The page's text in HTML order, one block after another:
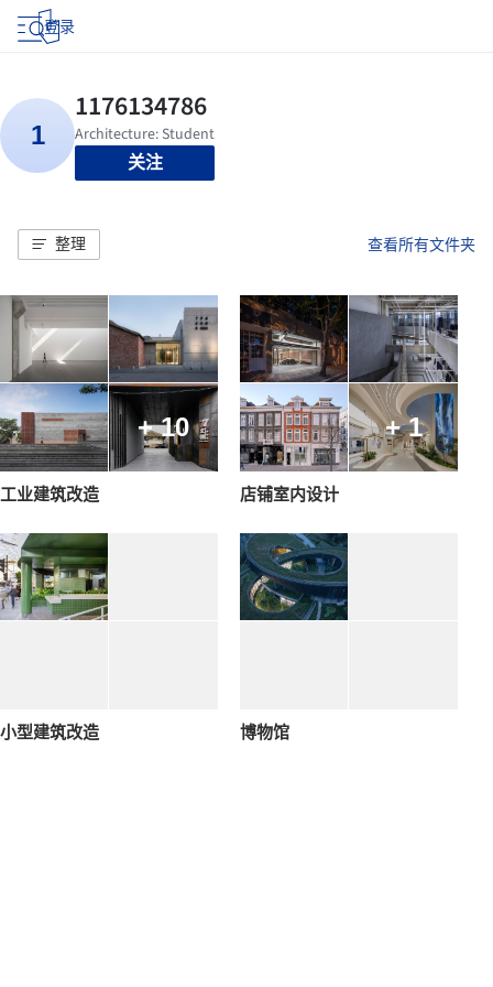
登录
关注
整理 查看所有文件夹
+ 10
工业建筑改造
+ 1
店铺室内设计
小型建筑改造 博物馆